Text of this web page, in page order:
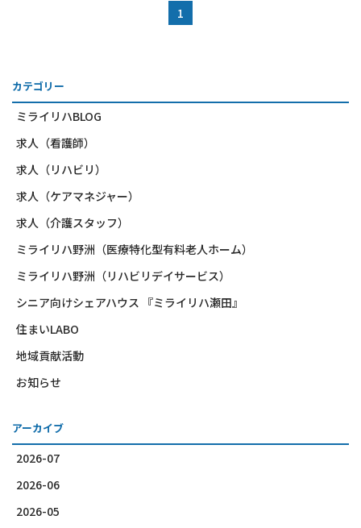
1
カテゴリー
ミライリハBLOG
求人（看護師）
求人（リハビリ）
求人（ケアマネジャー）
求人（介護スタッフ）
ミライリハ野洲（医療特化型有料老人ホーム）
ミライリハ野洲（リハビリデイサービス）
シニア向けシェアハウス 『ミライリハ瀬田』
住まいLABO
地域貢献活動
お知らせ
アーカイブ
2026-07
2026-06
2026-05